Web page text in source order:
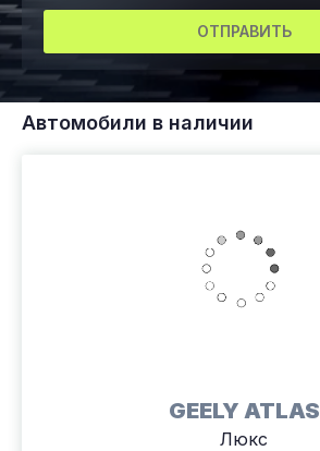
ОТПРАВИТЬ
Автомобили в наличии
GEELY ATLAS
Люкс